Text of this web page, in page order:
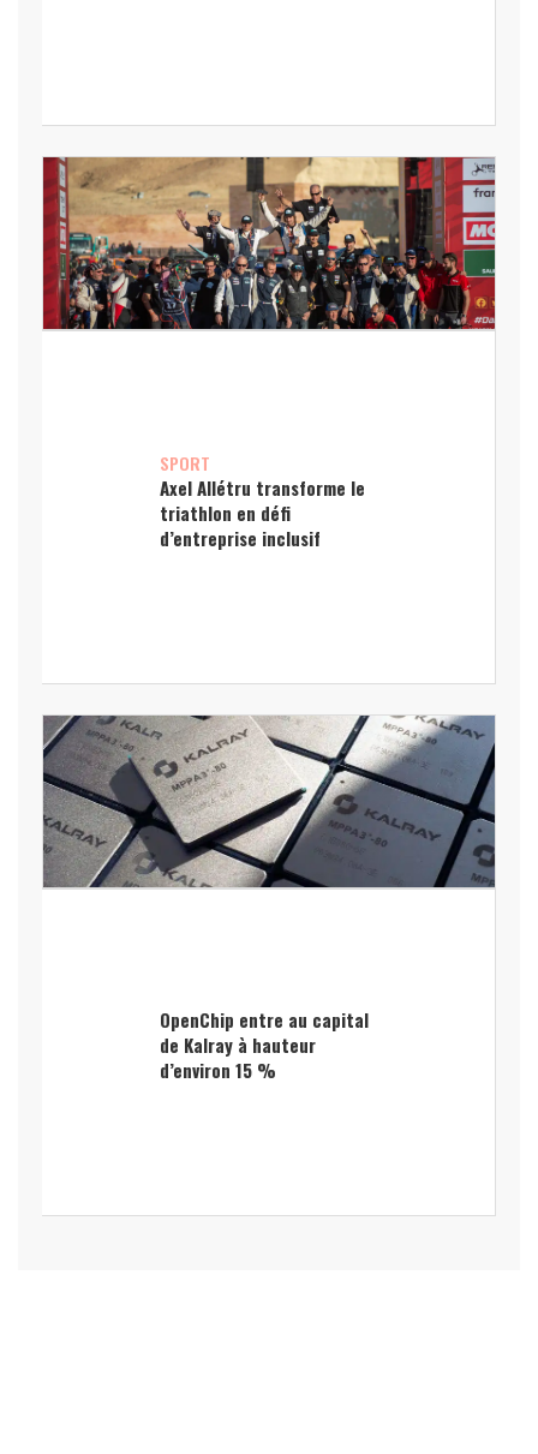
SPORT
Axel Allétru transforme le
triathlon en défi
d’entreprise inclusif
OpenChip entre au capital
de Kalray à hauteur
d’environ 15 %